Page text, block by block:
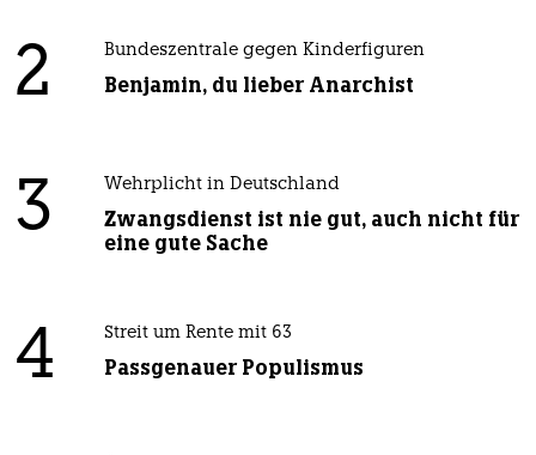
2 Bundeszentrale gegen Kinderfiguren
Benjamin, du lieber Anarchist
3 Wehrplicht in Deutschland
Zwangsdienst ist nie gut, auch nicht für
eine gute Sache
4 Streit um Rente mit 63
Passgenauer Populismus